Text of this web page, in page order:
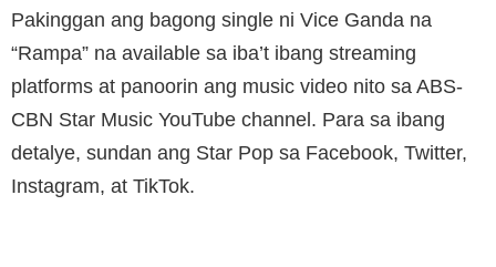
Pakinggan ang bagong single ni Vice Ganda na
“Rampa” na available sa iba’t ibang streaming
platforms at panoorin ang music video nito sa ABS-
CBN Star Music YouTube channel. Para sa ibang
detalye, sundan ang Star Pop sa Facebook, Twitter,
Instagram, at TikTok.